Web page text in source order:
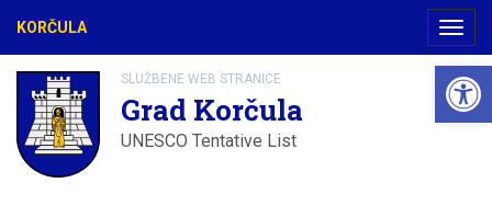
KORČULA
SLUŽBENE WEB STRANICE
Grad Korčula
UNESCO Tentative List